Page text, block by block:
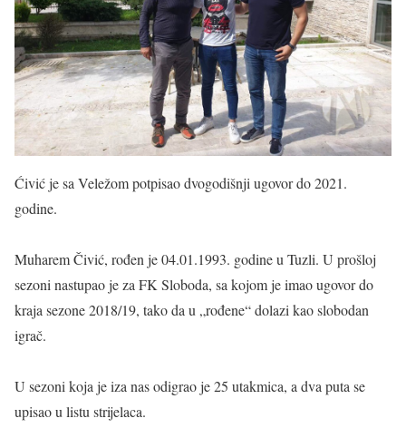
Ćivić je sa Veležom potpisao dvogodišnji ugovor do 2021.
godine.
Muharem Čivić, rođen je 04.01.1993. godine u Tuzli. U prošloj
sezoni nastupao je za FK Sloboda, sa kojom je imao ugovor do
kraja sezone 2018/19, tako da u „rođene“ dolazi kao slobodan
igrač.
U sezoni koja je iza nas odigrao je 25 utakmica, a dva puta se
upisao u listu strijelaca.